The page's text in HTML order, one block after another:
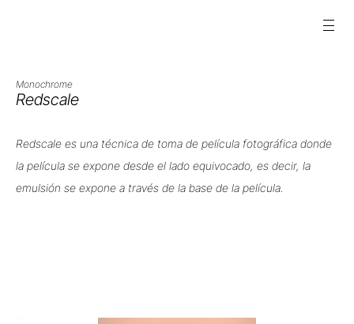
Monochrome
Redscale
Redscale es una técnica de toma de película fotográfica donde
la película se expone desde el lado equivocado, es decir, la
emulsión se expone a través de la base de la película.